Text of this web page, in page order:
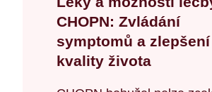
CHOPN: Zvládání
symptomů a zlepšení
kvality života